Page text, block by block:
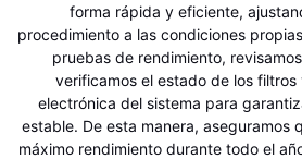
forma rápida y eficiente,
procedimiento a las condiciones
pruebas de rendimiento,
verificamos el estado de los filtros
electrónica del sistema para
estable. De esta manera, aseguramos
máximo rendimiento durante todo el